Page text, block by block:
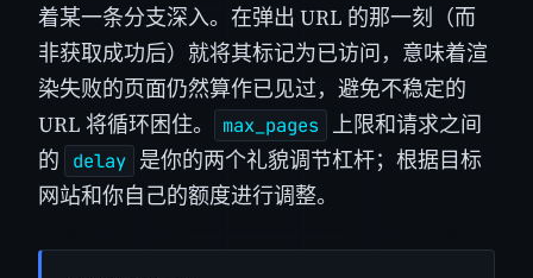
着某一条分支深入。在弹出 URL 的那一刻（而
非获取成功后）就将其标记为已访问，意味着渲
染失败的页面仍然算作已见过，避免不稳定的
URL 将循环困住。
max_pages
上限和请求之间
的
delay 是你的两个礼貌调节杠杆；根据目标
网站和你自己的额度进行调整。